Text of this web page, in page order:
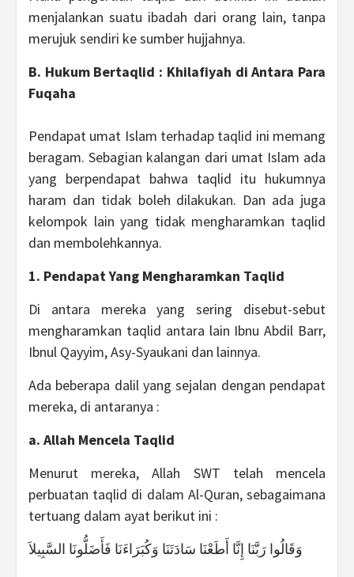
menjalankan suatu ibadah dari orang lain, tanpa
merujuk sendiri ke sumber hujjahnya.
B. Hukum Bertaqlid : Khilafiyah di Antara Para
Fuqaha
Pendapat umat Islam terhadap taqlid ini memang
beragam. Sebagian kalangan dari umat Islam ada
yang berpendapat bahwa taqlid itu hukumnya
haram dan tidak boleh dilakukan. Dan ada juga
kelompok lain yang tidak mengharamkan taqlid
dan membolehkannya.
1. Pendapat Yang Mengharamkan Taqlid
Di antara mereka yang sering disebut-sebut
mengharamkan taqlid antara lain Ibnu Abdil Barr,
Ibnul Qayyim, Asy-Syaukani dan lainnya.
Ada beberapa dalil yang sejalan dengan pendapat
mereka, di antaranya :
a. Allah Mencela Taqlid
Menurut mereka, Allah SWT telah mencela
perbuatan taqlid di dalam Al-Quran, sebagaimana
tertuang dalam ayat berikut ini :
وَقَالُوا رَبَّنَا إِنَّا أَطَعْنَا سَادَتَنَا وَكُبَرَاءَنَا فَأَضَلُّونَا السَّبِيلاَ